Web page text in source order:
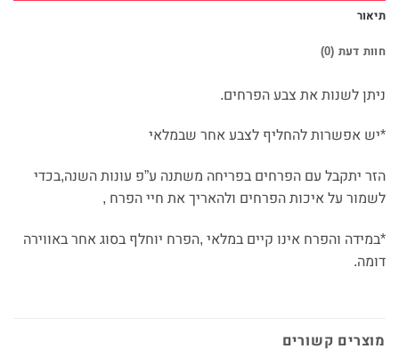
תיאור
חוות דעת (0)
ניתן לשנות את צבע הפרחים.
*יש אפשרות להחליף לצבע אחר שבמלאי
הזר יתקבל עם הפרחים בפריחה משתנה ע”פ עונות השנה,בכדי
לשמור על איכות הפרחים ולהאריך את חיי הפרח ,
*במידה והפרח אינו קיים במלאי ,הפרח יוחלף בסוג אחר באווירה
דומה.
מוצרים קשורים